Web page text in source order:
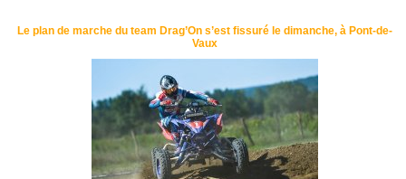
Le plan de marche du team Drag’On s’est fissuré le dimanche, à Pont-de-
Vaux